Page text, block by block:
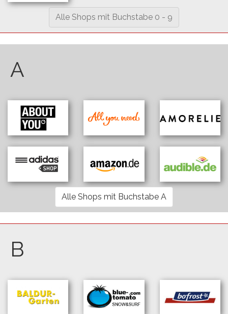
Alle Shops mit Buchstabe 0 - 9
A
Alle Shops mit Buchstabe A
B